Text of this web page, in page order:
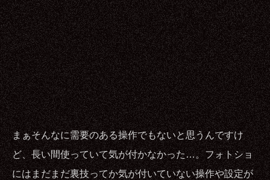
まぁそんなに需要のある操作でもないと思うんですけ
ど、長い間使っていて気が付かなかった…。フォトショ
にはまだまだ裏技ってか気が付いていない操作や設定が